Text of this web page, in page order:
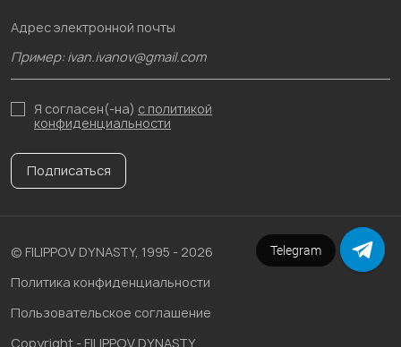
Адрес электронной почты
Я согласен(-на) с политикой
конфиденциальности
Подписаться
© FILIPPOV DYNASTY, 1995 - 2026
Политика конфиденциальности
Пользовательское соглашение
Copyright - FILIPPOV DYNASTY
Напишите в чат
Telegram